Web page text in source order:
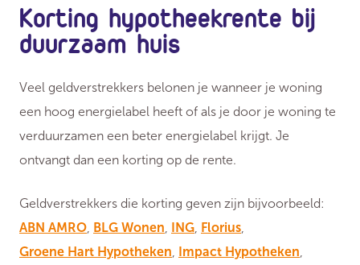
Korting hypotheekrente bij
duurzaam huis
Veel geldverstrekkers belonen je wanneer je woning
een hoog energielabel heeft of als je door je woning te
verduurzamen een beter energielabel krijgt. Je
ontvangt dan een korting op de rente.
Geldverstrekkers die korting geven zijn bijvoorbeeld:
ABN AMRO, BLG Wonen, ING, Florius,
Groene Hart Hypotheken, Impact Hypotheken,